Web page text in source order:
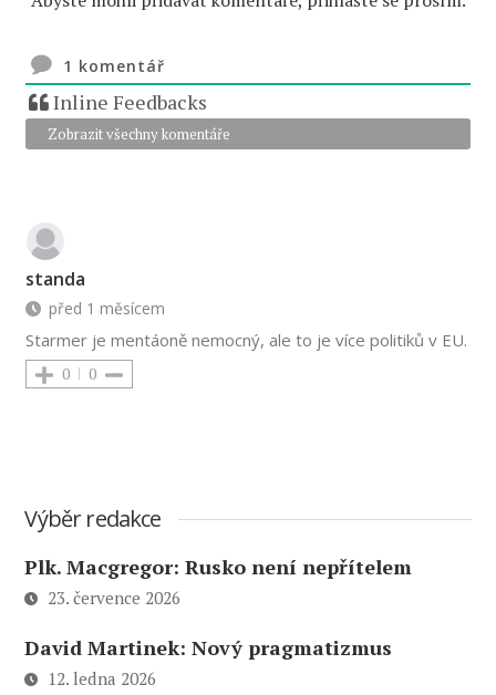
1 komentář
Inline Feedbacks
Zobrazit všechny komentáře
standa
před 1 měsícem
Starmer je mentáoně nemocný, ale to je více politiků v EU.
0 0
Výběr redakce
Plk. Macgregor: Rusko není nepřítelem
23. července 2026
David Martinek: Nový pragmatizmus
12. ledna 2026